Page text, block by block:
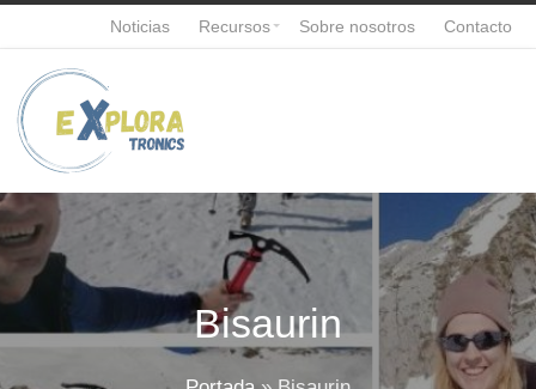
Noticias Recursos Sobre nosotros Contacto
Bisaurin